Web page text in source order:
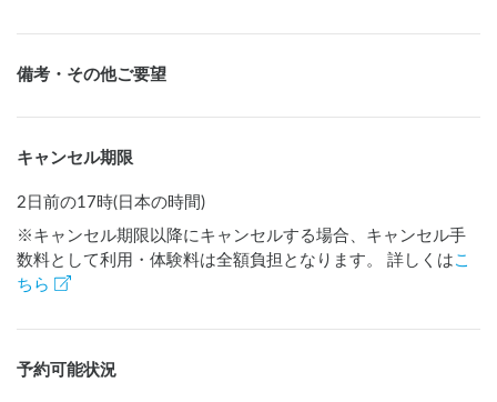
備考・その他ご要望
キャンセル期限
2日前の17時(日本の時間)
※キャンセル期限以降にキャンセルする場合、キャンセル手
数料として利用・体験料は全額負担となります。 詳しくは こ
ちら
予約可能状況